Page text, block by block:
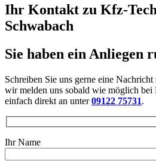
Ihr Kontakt zu Kfz-
Schwabach
Sie haben ein Anliegen
Schreiben Sie uns gerne eine
wir melden uns sobald wie möglich bei
einfach direkt an unter09122 75731.
Ihr Name